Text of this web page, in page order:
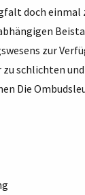
doch einmal
zur
schlichten
Die